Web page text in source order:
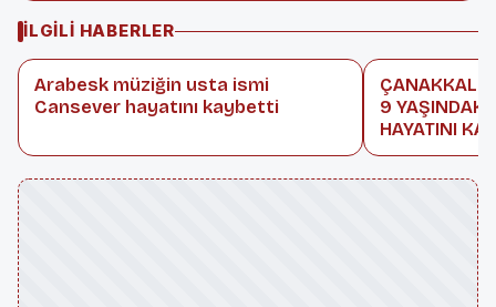
İLGILI HABERLER
Arabesk müziğin usta ismi
Cansever hayatını kaybetti
9 YAŞINDAKİ
HAYATINI